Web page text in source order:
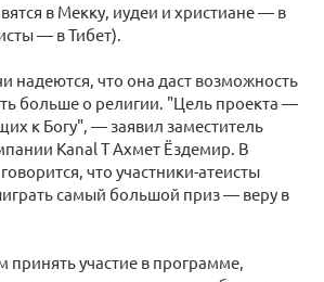
в Мекку, иудеи и христиане — в
— в Тибет).
надеются, что она даст возможность
больше о религии. "Цель проекта —
к Богу", — заявил заместитель
Kanal T Ахмет Ёздемир. В
что участники-атеисты
самый большой приз — веру в
участие в программе,